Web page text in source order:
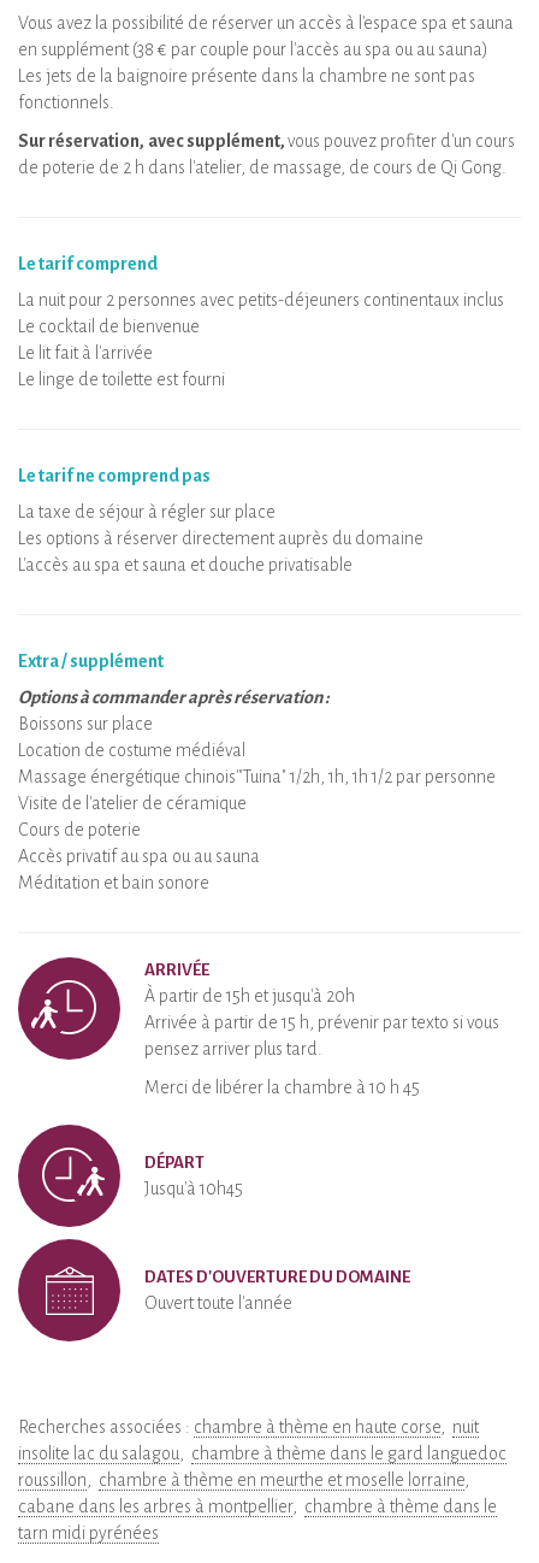
Vous avez la possibilité de réserver un accès à l'espace spa et sauna
en supplément (38 € par couple pour l'accès au spa ou au sauna)
Les jets de la baignoire présente dans la chambre ne sont pas
fonctionnels.
Sur réservation, avec supplément,vous pouvez profiter d'un cours
de poterie de 2 h dans l'atelier, de massage, de cours de Qi Gong.
Le tarif comprend
La nuit pour 2 personnes avec petits-déjeuners continentaux inclus
Le cocktail de bienvenue
Le lit fait à l'arrivée
Le linge de toilette est fourni
Le tarif ne comprend pas
La taxe de séjour à régler sur place
Les options à réserver directement auprès du domaine
L'accès au spa et sauna et douche privatisable
Extra / supplément
Options à commander après réservation :
Boissons sur place
Location de costume médiéval
Massage énergétique chinois'"Tuina" 1/2h, 1h, 1h 1/2 par personne
Visite de l'atelier de céramique
Cours de poterie
Accès privatif au spa ou au sauna
Méditation et bain sonore
ARRIVÉE
À partir de 15h et jusqu'à 20h
Arrivée à partir de 15 h, prévenir par texto si vous
pensez arriver plus tard.
Merci de libérer la chambre à 10 h 45
DÉPART
Jusqu'à 10h45
DATES D'OUVERTURE DU DOMAINE
Ouvert toute l'année
Recherches associées : chambre à thème en haute corse
nuit
insolite lac du salagou
chambre à thème dans le gard languedoc
roussillon
chambre à thème en meurthe et moselle lorraine
cabane dans les arbres à montpellier
chambre à thème dans le
tarn midi pyrénées